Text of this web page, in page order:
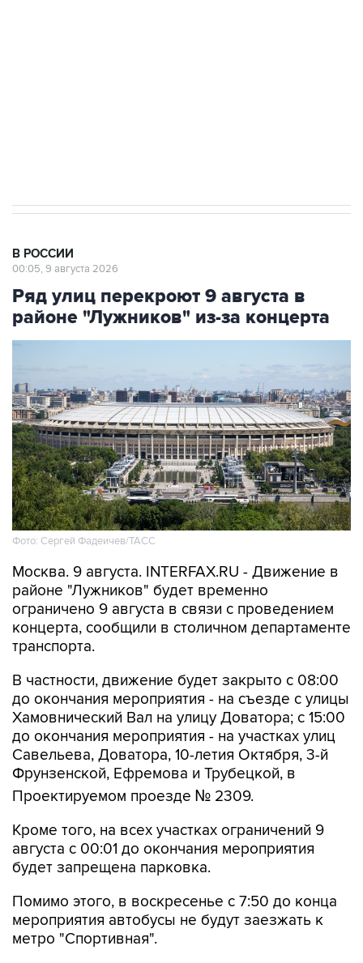
В РОССИИ
00:05, 9 августа 2026
Ряд улиц перекроют 9 августа в
районе "Лужников" из-за концерта
Фото: Сергей Фадеичев/ТАСС
Москва. 9 августа. INTERFAX.RU - Движение в
районе "Лужников" будет временно
ограничено 9 августа в связи с проведением
концерта, сообщили в столичном департаменте
транспорта.
В частности, движение будет закрыто с 08:00
до окончания мероприятия - на съезде с улицы
Хамовнический Вал на улицу Доватора; с 15:00
до окончания мероприятия - на участках улиц
Савельева, Доватора, 10-летия Октября, 3-й
Фрунзенской, Ефремова и Трубецкой, в
Проектируемом проезде № 2309.
Кроме того, на всех участках ограничений 9
августа с 00:01 до окончания мероприятия
будет запрещена парковка.
Помимо этого, в воскресенье с 7:50 до конца
мероприятия автобусы не будут заезжать к
метро "Спортивная".